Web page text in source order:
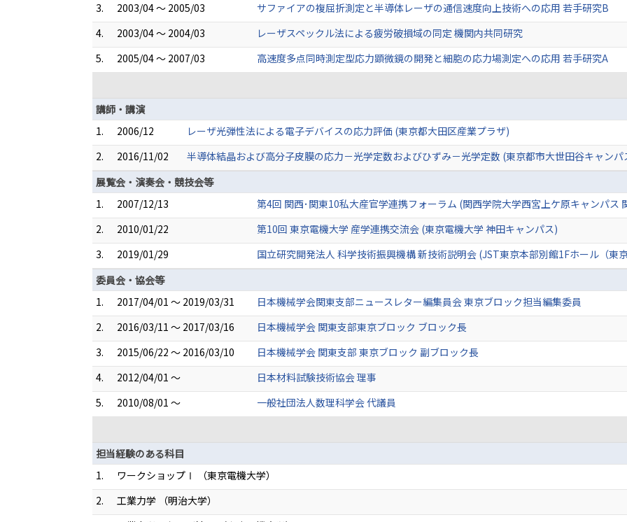
3.
2003/04 ～ 2005/03
サファイアの複屈折測定と半導体レーザの通信速度向上技術への応用 若手研究B
4.
2003/04 ～ 2004/03
レーザスペックル法による疲労破損域の同定 機関内共同研究
5.
2005/04 ～ 2007/03
高速度多点同時測定型応力顕微鏡の開発と細胞の応力場測定への応用 若手研究A
講師・講演
1.
2006/12
レーザ光弾性法による電子デバイスの応力評価 (東京都大田区産業プラザ)
2.
2016/11/02
半導体結晶および高分子皮膜の応力－光学定数およびひずみ－光学定数 (東京都市大世田谷キャン
展覧会・演奏会・競技会等
1.
2007/12/13
第4回 関西･関東10私大産官学連携フォーラム (関西学院大学西宮上ケ原キャンパス
2.
2010/01/22
第10回 東京電機大学 産学連携交流会 (東京電機大学 神田キャンパス)
3.
2019/01/29
国立研究開発法人 科学技術振興機構 新技術説明会 (JST東京本部別館1Fホール（東
委員会・協会等
1.
2017/04/01 ～ 2019/03/31
日本機械学会関東支部ニュースレター編集員会 東京ブロック担当編集委員
2.
2016/03/11 ～ 2017/03/16
日本機械学会 関東支部東京ブロック ブロック長
3.
2015/06/22 ～ 2016/03/10
日本機械学会 関東支部 東京ブロック 副ブロック長
4.
2012/04/01 ～
日本材料試験技術協会 理事
5.
2010/08/01 ～
一般社団法人数理科学会 代議員
担当経験のある科目
1.
ワークショップⅠ （東京電機大学）
2.
工業力学 （明治大学）